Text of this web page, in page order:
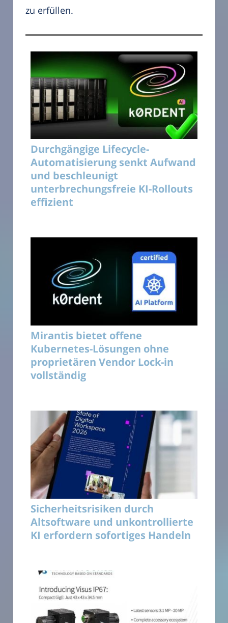
zu erfüllen.
Durchgängige Lifecycle-
Automatisierung senkt Aufwand
und beschleunigt
unterbrechungsfreie KI-Rollouts
effizient
Mirantis bietet offene
Kubernetes-Lösungen ohne
proprietären Vendor Lock-in
vollständig
Sicherheitsrisiken durch
Altsoftware und unkontrollierte
KI erfordern sofortiges Handeln